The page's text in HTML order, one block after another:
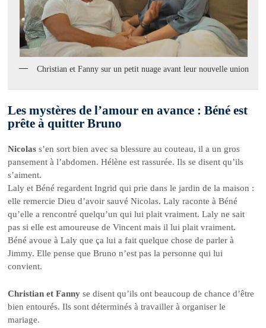
Christian et Fanny sur un petit nuage avant leur nouvelle union
Les mystères de l’amour en avance : Béné est
prête à quitter Bruno
Nicolass’en sort bien avec sa blessure au couteau, il a un gros
pansement à l’abdomen. Hélène est rassurée. Ils se disent qu’ils
s’aiment.
Laly et Béné regardent Ingrid qui prie dans le jardin de la maison :
elle remercie Dieu d’avoir sauvé Nicolas. Laly raconte à Béné
qu’elle a rencontré quelqu’un qui lui plait vraiment. Laly ne sait
pas si elle est amoureuse de Vincent mais il lui plait vraiment.
Béné avoue à Laly que ça lui a fait quelque chose de parler à
Jimmy. Elle pense que Bruno n’est pas la personne qui lui
convient.
Christian et Fanny se disent qu’ils ont beaucoup de chance d’être
bien entourés. Ils sont déterminés à travailler à organiser le
mariage.